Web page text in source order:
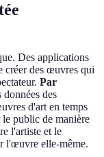
Des applications
créer des œuvres qui
Par
des
d'art en temps
public de manière
l'artiste et le
l'œuvre elle-même.